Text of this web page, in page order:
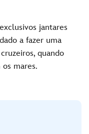
jantares
a fazer uma
quando
mares.